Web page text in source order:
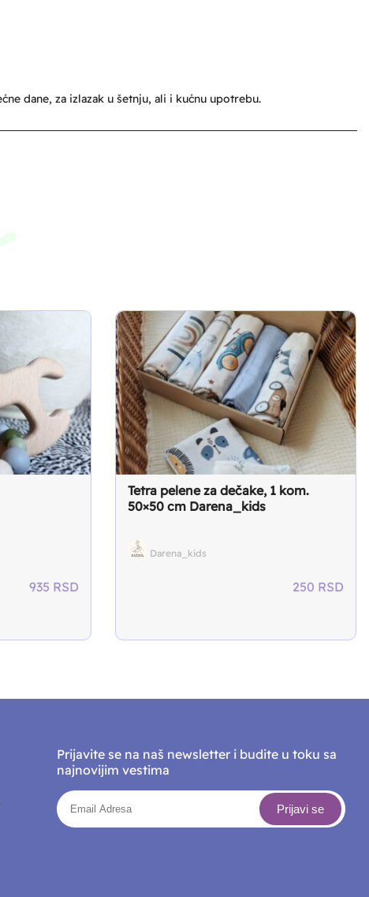
dane, za izlazak u šetnju, ali i kućnu upotrebu.
935 RSD
Tetra pelene za dečake, 1 kom.
50×50 cm Darena_kids
Darena_kids
250 RSD
Prijavite se na naš newsletter i budite u toku sa
najnovijim vestima